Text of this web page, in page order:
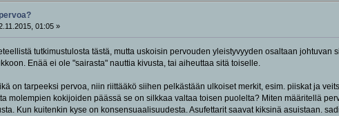
01:05 »
tutkimustulosta tästä, mutta uskoisin pervouden yleistyvyyden osaltaan
Enää ei ole "sairasta" nauttia kivusta, tai aiheuttaa sitä toiselle.
on tarpeeksi pervoa, niin riittääkö siihen pelkästään ulkoiset merkit, esim. piiskat ja
molempien kokijoiden päässä se on silkkaa valtaa toisen puolelta? Miten määritellä
Kun kuitenkin kyse on konsensuaalisuudesta. Asufettarit saavat kiksinä asuistaan.